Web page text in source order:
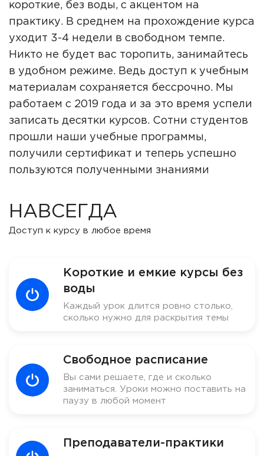
короткие, без воды, с акцентом на
практику. В среднем на прохождение курса
уходит 3-4 недели в свободном темпе.
Никто не будет вас торопить, занимайтесь
в удобном режиме. Ведь доступ к учебным
материалам сохраняется бессрочно. Мы
работаем с 2019 года и за это время успели
записать десятки курсов. Сотни студентов
прошли наши учебные программы,
получили сертификат и теперь успешно
пользуются полученными знаниями
НАВСЕГДА
Доступ к курсу в любое время
Короткие и емкие курсы без
воды
Каждый урок длится ровно столько,
сколько нужно для раскрытия темы
Свободное расписание
Вы сами решаете, где и сколько
заниматься. Уроки можно поставить на
паузу в любой момент
Преподаватели-практики